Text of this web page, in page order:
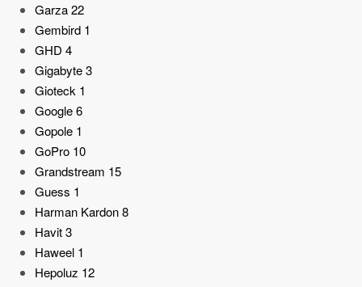
Garza22
Gembird 1
GHD 4
Gigabyte3
Gioteck 1
Google6
Gopole 1
GoPro 10
Grandstream 15
Guess 1
Harman Kardon8
Havit3
Haweel 1
Hepoluz 12